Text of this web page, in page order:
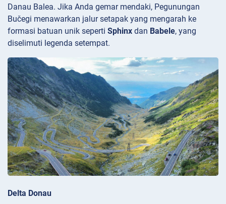
Danau Balea. Jika Anda gemar mendaki, Pegunungan
Bučegi menawarkan jalur setapak yang mengarah ke
formasi batuan unik seperti Sphinx dan Babele, yang
diselimuti legenda setempat.
Delta Donau